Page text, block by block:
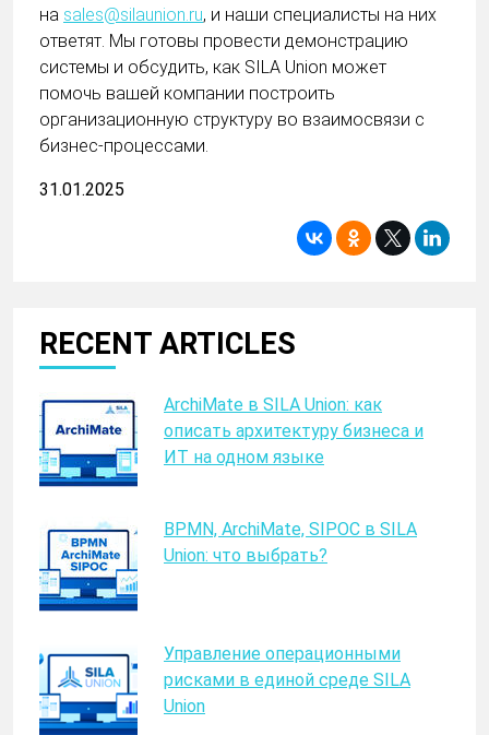
на sales@silaunion.ru, и наши специалисты на них
ответят. Мы готовы провести демонстрацию
системы и обсудить, как SILA Union может
помочь вашей компании построить
организационную структуру во взаимосвязи с
бизнес-процессами.
31.01.2025
RECENT ARTICLES
ArchiMate в SILA Union: как
описать архитектуру бизнеса и
ИТ на одном языке
BPMN, ArchiMate, SIPOC в SILA
Union: что выбрать?
Управление операционными
рисками в единой среде SILA
Union